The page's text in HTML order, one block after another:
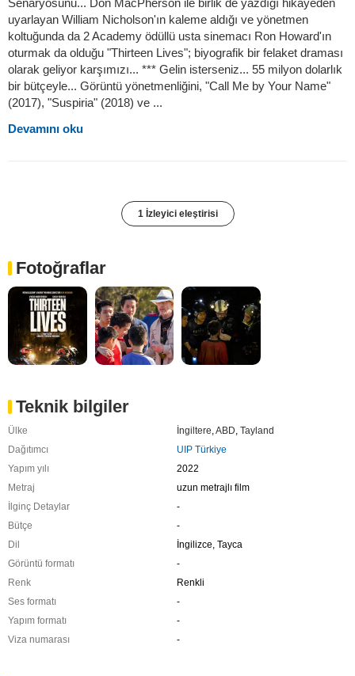
Senaryosunu... Don MacPherson ile birlik de yazdığı hikayeden
uyarlayan William Nicholson'ın kaleme aldığı ve yönetmen
koltuğunda da 2 Academy ödüllü usta sinemacı Ron Howard'ın
oturmak da olduğu "Thirteen Lives"; biyografik bir felaket draması
olarak geliyor karşımızı... *** Gelin isterseniz... 55 milyon dolarlık
bir bütçeyle... Görüntü yönetmenliğini, "Call Me by Your Name"
(2017), "Suspiria" (2018) ve ...
Devamını oku
1 İzleyici eleştirisi
Fotoğraflar
Teknik bilgiler
Ülke İngiltere,ABD, Tayland
Dağıtımcı
UIP Türkiye
Yapım yılı
2022
Metraj
uzun metrajlı film
İlginç Detaylar
-
Bütçe
-
Dil
İngilizce, Tayca
Görüntü formatı
-
Renk
Renkli
Ses formatı
-
Yapım formatı
-
Viza numarası
-